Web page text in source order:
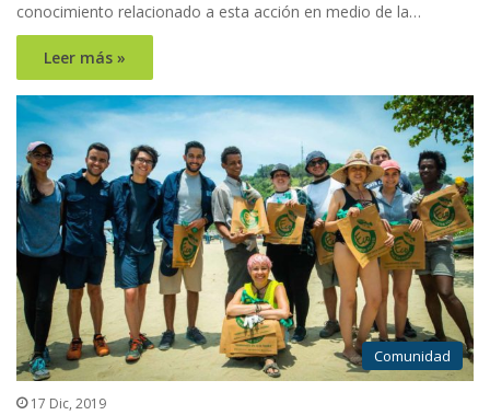
conocimiento relacionado a esta acción en medio de la…
Leer más »
Comunidad
17 Dic, 2019